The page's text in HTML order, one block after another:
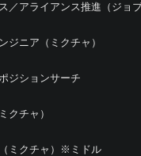
／アライアンス推進（ジョブ
ジニア（ミクチャ）
ジションサーチ
クチャ）
ミクチャ）※ミドル